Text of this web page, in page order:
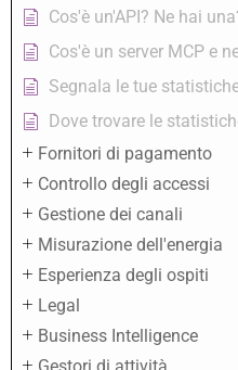
Cos'è un'API? Ne hai
Cos'è un server MCP e
Segnala le tue
Dove trovare le
Fornitori di pagamento
Controllo degli accessi
Gestione dei canali
Misurazione dell'energia
Esperienza degli ospiti
Legal
Business Intelligence
Gestori di attività